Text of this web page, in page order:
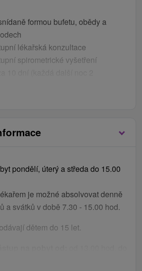
formou bufetu, obědy a
lékařská konzultace
spirometrické vyšetření
zdravotního stavu pacienta
pobytu:
do AquaCity Poprad
pondělí, úterý a středa do 15.00
je možné absolvovat denně
a svátků v době 7.30 - 15.00 hod.
dětem do 15 let.